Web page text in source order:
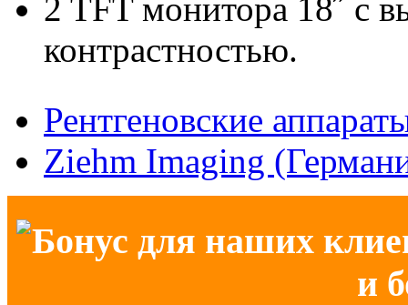
2 TFT монитора 18˝ с
контрастностью.
Рентгеновские
Ziehm Imaging
Бонус для наших
и